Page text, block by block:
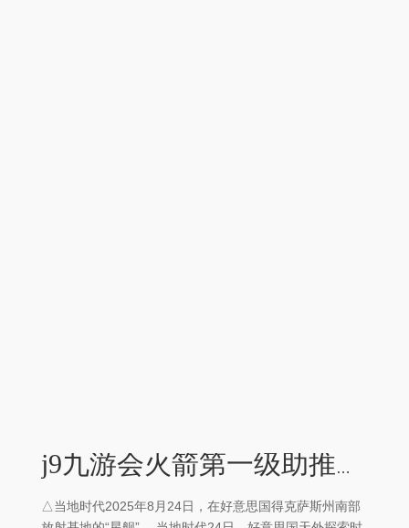
j9九游会火箭第一级助推器罢了回收-九游会(中国区)集团官方网站
△当地时代2025年8月24日，在好意思国得克萨斯州南部